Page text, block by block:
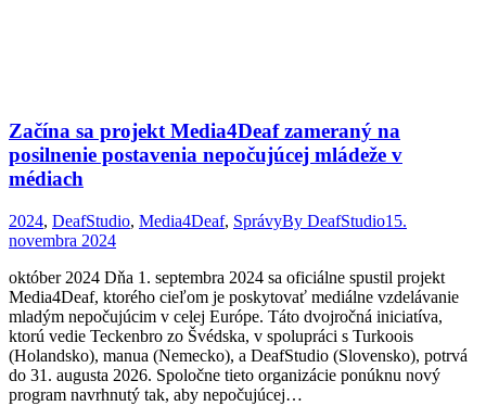
Začína sa projekt Media4Deaf zameraný na
posilnenie postavenia nepočujúcej mládeže v
médiach
2024, DeafStudio, Media4Deaf, SprávyBy DeafStudio15.
novembra 2024
október 2024 Dňa 1. septembra 2024 sa oficiálne spustil projekt
Media4Deaf, ktorého cieľom je poskytovať mediálne vzdelávanie
mladým nepočujúcim v celej Európe. Táto dvojročná iniciatíva,
ktorú vedie Teckenbro zo Švédska, v spolupráci s Turkoois
(Holandsko), manua (Nemecko), a DeafStudio (Slovensko), potrvá
do 31. augusta 2026. Spoločne tieto organizácie ponúknu nový
program navrhnutý tak, aby nepočujúcej…